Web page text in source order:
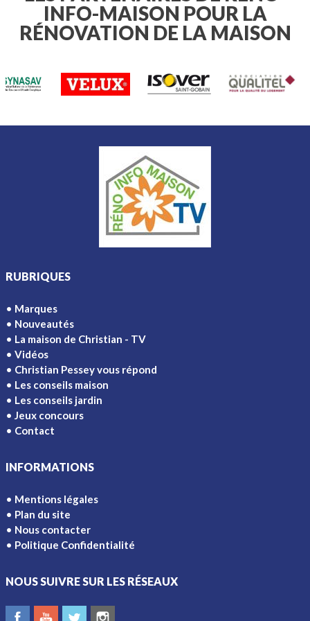
esthétique, sans que cela n'affecte la
beauté de votre extérieur.
INFO-MAISON POUR LA
RÉNOVATION DE LA MAISON
RUBRIQUES
Marques
Nouveautés
La maison de Christian - TV
Vidéos
Christian Pessey vous répond
Les conseils maison
Les conseils jardin
Jeux concours
Contact
INFORMATIONS
Mentions légales
Plan du site
Nous contacter
Politique Confidentialité
NOUS SUIVRE SUR LES RÉSEAUX